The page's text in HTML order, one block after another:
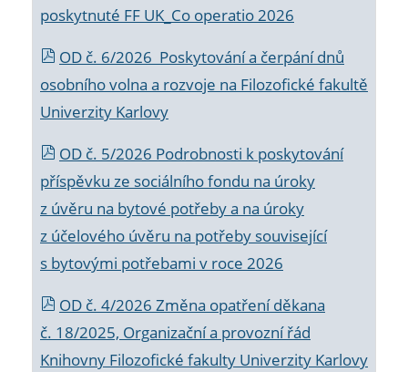
poskytnuté FF UK_Co operatio 2026
OD č. 6/2026 Poskytování a čerpání dnů
osobního volna a rozvoje na Filozofické fakultě
Univerzity Karlovy
OD č. 5/2026 Podrobnosti k poskytování
příspěvku ze sociálního fondu na úroky
z úvěru na bytové potřeby a na úroky
z účelového úvěru na potřeby související
s bytovými potřebami v roce 2026
OD č. 4/2026 Změna opatření děkana
č. 18/2025, Organizační a provozní řád
Knihovny Filozofické fakulty Univerzity Karlovy